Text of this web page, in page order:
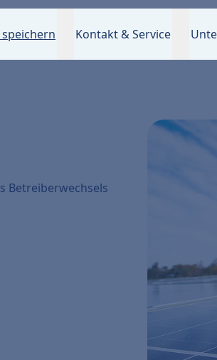
Kontakt & Service
Betreiberwechsels